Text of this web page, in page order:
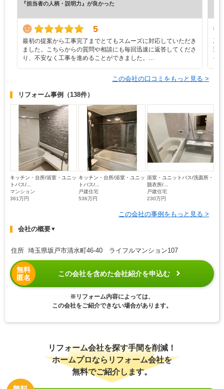
『担当者の人柄・説明力』が良かった
5
最初の提案から工事完了までとてもスムーズに対応していただき
ました。こちらからの質問や相談にも毎回迅速に返答してくださ
り、不安なく工事を進めることができました。…
工
遅
そ
この会社の口コミをもっと見る >
リフォーム事例 （138件）
キッチン・台所/浴室・ユニッ
トバス/...
マンション
361万円
キッチン・台所/浴室・ユニッ
トバス/...
戸建住宅
536万円
浴室・ユニットバス/洗面所・
脱衣所/...
戸建住宅
230万円
この会社の事例をもっと見る >
会社の概要▼
住所 埼玉県坂戸市清水町46-40 ライフルマンション107
無料
匿名
この会社を含めた会社紹介を申込む
※リフォーム内容によっては、
この会社をご紹介できない場合があります。
リフォーム会社を探す手間を削減！
ホームプロならリフォーム会社を
無料でご紹介します。